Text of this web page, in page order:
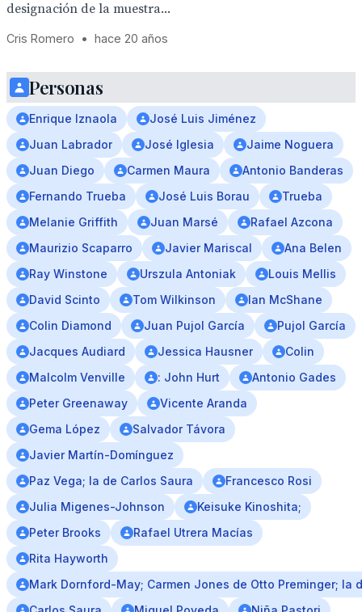
designación de la muestra...
Cris Romero • hace 20 años
Personas
Enrique Iznaola
José Luis Jiménez
Juan Labrador
José Iglesia
Jaime Noguera
Juan Diego
Carmen Maura
Antonio Banderas
Fernando Trueba
José Luis Borau
Trueba
Melanie Griffith
Juan Marsé
Rafael Azcona
Maurizio Scaparro
Javier Mariscal
Ana Belen
Ray Winstone
Urszula Antoniak
Louis Mellis
David Scinto
Tom Wilkinson
Ian McShane
Colin Diamond
Juan Pujol García
Pujol García
Jacques Audiard
Jessica Hausner
Colin
Malcolm Venville
: John Hurt
Antonio Gades
Peter Greenaway
Vicente Aranda
Gema López
Salvador Távora
Javier Martín-Domínguez
Paz Vega; la de Carlos Saura
Francesco Rosi
Julia Migenes-Johnson
Keisuke Kinoshita;
Peter Brooks
Rafael Utrera Macías
Rita Hayworth
Mark Dornford-May; Carmen Jones de Otto Preminger; la